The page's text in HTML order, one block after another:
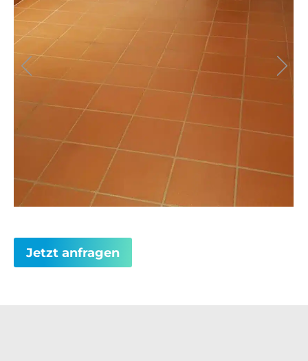
Jetzt anfragen